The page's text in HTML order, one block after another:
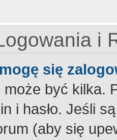
i
się
może być kilka.
i hasło. Jeśli
(aby się